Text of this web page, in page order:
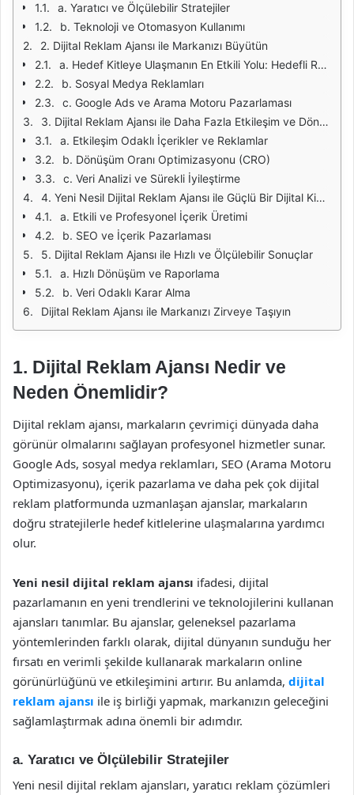
a. Yaratıcı ve Ölçülebilir Stratejiler
b. Teknoloji ve Otomasyon Kullanımı
2. Dijital Reklam Ajansı ile Markanızı Büyütün
a. Hedef Kitleye Ulaşmanın En Etkili Yolu: Hedefli Reklamlar
b. Sosyal Medya Reklamları
c. Google Ads ve Arama Motoru Pazarlaması
3. Dijital Reklam Ajansı ile Daha Fazla Etkileşim ve Dönüşüm
a. Etkileşim Odaklı İçerikler ve Reklamlar
b. Dönüşüm Oranı Optimizasyonu (CRO)
c. Veri Analizi ve Sürekli İyileştirme
4. Yeni Nesil Dijital Reklam Ajansı ile Güçlü Bir Dijital Kimlik Oluşturun
a. Etkili ve Profesyonel İçerik Üretimi
b. SEO ve İçerik Pazarlaması
5. Dijital Reklam Ajansı ile Hızlı ve Ölçülebilir Sonuçlar
a. Hızlı Dönüşüm ve Raporlama
b. Veri Odaklı Karar Alma
Dijital Reklam Ajansı ile Markanızı Zirveye Taşıyın
1. Dijital Reklam Ajansı Nedir ve
Neden Önemlidir?
Dijital reklam ajansı, markaların çevrimiçi dünyada daha
görünür olmalarını sağlayan profesyonel hizmetler sunar.
Google Ads, sosyal medya reklamları, SEO (Arama Motoru
Optimizasyonu), içerik pazarlama ve daha pek çok dijital
reklam platformunda uzmanlaşan ajanslar, markaların
doğru stratejilerle hedef kitlelerine ulaşmalarına yardımcı
olur.
Yeni nesil dijital reklam ajansı ifadesi, dijital
pazarlamanın en yeni trendlerini ve teknolojilerini kullanan
ajansları tanımlar. Bu ajanslar, geleneksel pazarlama
yöntemlerinden farklı olarak, dijital dünyanın sunduğu her
fırsatı en verimli şekilde kullanarak markaların online
görünürlüğünü ve etkileşimini artırır. Bu anlamda, dijital
reklam ajansı ile iş birliği yapmak, markanızın geleceğini
sağlamlaştırmak adına önemli bir adımdır.
a. Yaratıcı ve Ölçülebilir Stratejiler
Yeni nesil dijital reklam ajansları, yaratıcı reklam çözümleri